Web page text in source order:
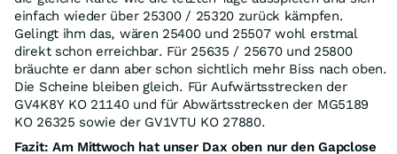
einfach wieder über 25300 / 25320 zurück kämpfen.
Gelingt ihm das, wären 25400 und 25507 wohl erstmal
direkt schon erreichbar. Für 25635 / 25670 und 25800
bräuchte er dann aber schon sichtlich mehr Biss nach oben.
Die Scheine bleiben gleich. Für Aufwärtsstrecken der
GV4K8Y KO 21140 und für Abwärtsstrecken der MG5189
KO 26325 sowie der GV1VTU KO 27880.
Fazit: Am Mittwoch hat unser Dax oben nur den Gapclose